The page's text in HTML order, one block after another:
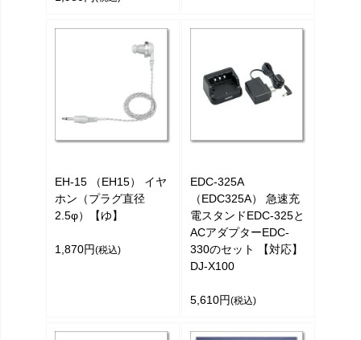
EH-15 （EH15） イヤ
ホン（プラグ直径
2.5φ）【ゆ】
1,870円(税込)
EDC-325A
（EDC325A） 急速充
電スタンドEDC-325と
ACアダプターEDC-
330のセット 【対応】
DJ-X100
5,610円(税込)